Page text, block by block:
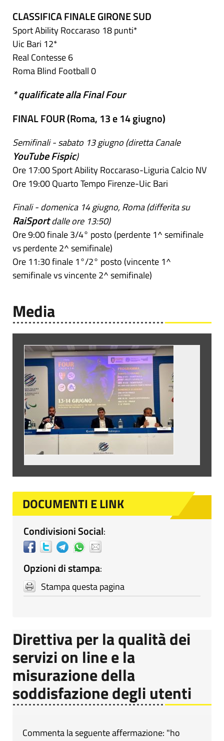
CLASSIFICA FINALE GIRONE SUD
Sport Ability Roccaraso 18 punti*
Uic Bari 12*
Real Contesse 6
Roma Blind Football 0
* qualificate alla Final Four
FINAL FOUR (Roma, 13 e 14 giugno)
Semifinali - sabato 13 giugno (diretta Canale
YouTube Fispic)
Ore 17:00 Sport Ability Roccaraso-Liguria Calcio NV
Ore 19:00 Quarto Tempo Firenze-Uic Bari
Finali - domenica 14 giugno, Roma (differita su
RaiSportdalle ore 13:50)
Ore 9:00 finale 3/4° posto (perdente 1^ semifinale
vs perdente 2^ semifinale)
Ore 11:30 finale 1°/2° posto (vincente 1^
semifinale vs vincente 2^ semifinale)
Media
DOCUMENTI E LINK
Condivisioni Social:
Opzioni di stampa:
Stampa questa pagina
Direttiva per la qualità dei
servizi on line e la
misurazione della
soddisfazione degli utenti
Commenta la seguente affermazione: "ho